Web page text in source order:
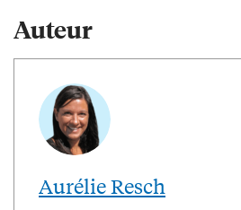
Auteur
Aurélie Resch